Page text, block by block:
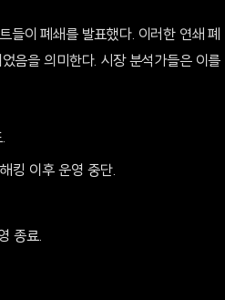
이 폐쇄를 발표했다. 이러한 연쇄 폐
음을 의미한다. 시장 분석가들은 이를
킹 이후 운영 중단.
종료.